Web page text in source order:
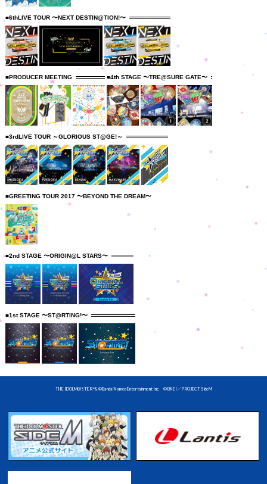
■6thLIVE TOUR 〜NEXT DESTIN@TION!〜
■PRODUCER MEETING ■4th STAGE 〜TRE@SURE GATE〜
■3rdLIVE TOUR ～GLORIOUS ST@GE!～
■GREETING TOUR 2017 〜BEYOND THE DREAM〜
■2nd STAGE 〜ORIGIN@L STARS〜
■1st STAGE 〜ST@RTING!〜
THE IDOLM@STER™& ©Bandai Namco Entertainment Inc. © BNEI／PROJECT SideM